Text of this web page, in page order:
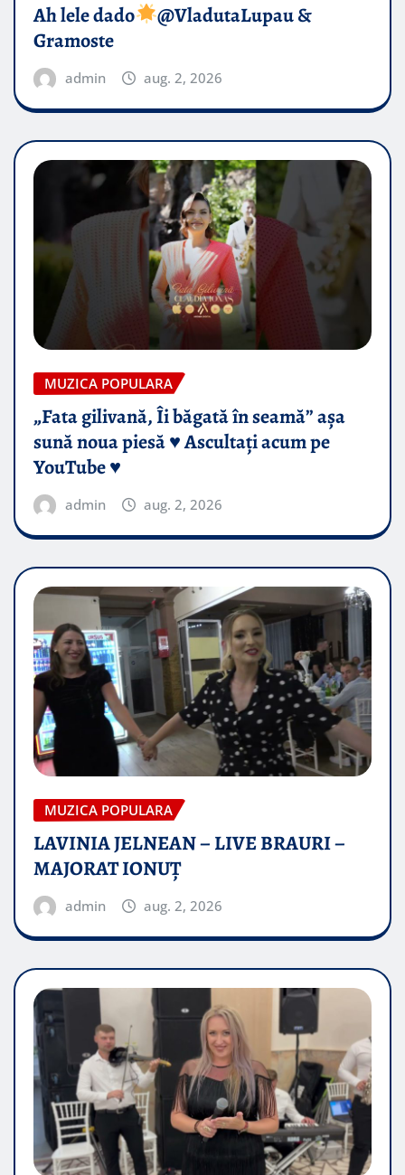
Ah lele dado​
@VladutaLupau &
Gramoste
admin aug. 2, 2026
MUZICA POPULARA
„Fata gilivană, Îi băgată în seamă” așa
sună noua piesă ♥️ Ascultați acum pe
YouTube ♥️
admin aug. 2, 2026
MUZICA POPULARA
LAVINIA JELNEAN – LIVE BRAURI –
MAJORAT IONUŢ
admin aug. 2, 2026